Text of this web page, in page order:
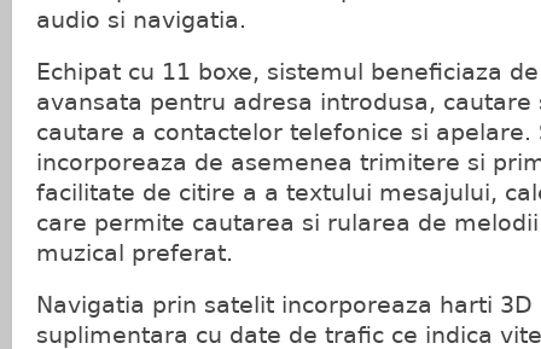
audio si navigatia.
Echipat cu 11 boxe, sistemul beneficiaza
avansata pentru adresa introdusa, cautare
cautare a contactelor telefonice si apelare.
incorporeaza de asemenea trimitere si
facilitate de citire a a textului mesajului,
care permite cautarea si rularea de
muzical preferat.
Navigatia prin satelit incorporeaza harti 3D
suplimentara cu date de trafic ce indica